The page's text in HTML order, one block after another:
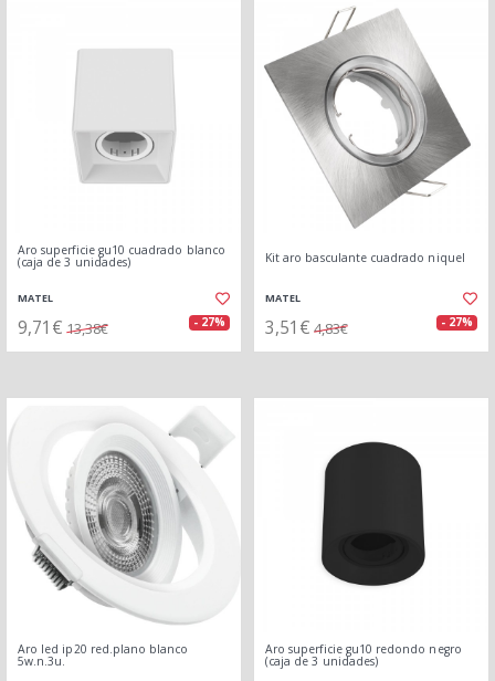
Aro superficie gu10 cuadrado blanco
(caja de 3 unidades)
MATEL
9,71€ 13,38€ - 27%
Kit aro basculante cuadrado niquel
MATEL
3,51€ 4,83€ - 27%
Aro led ip20 red.plano blanco
5w.n.3u.
Aro superficie gu10 redondo negro
(caja de 3 unidades)